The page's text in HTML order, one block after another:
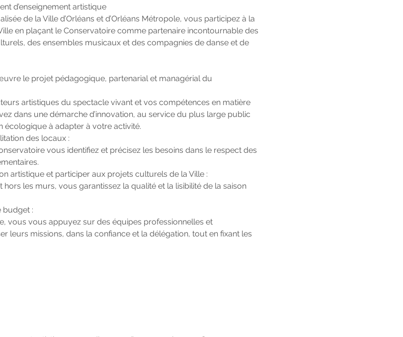
d’enseignement artistique
de la Ville d’Orléans et d’Orléans Métropole, vous participez à la
en plaçant le Conservatoire comme partenaire incontournable des
des ensembles musicaux et des compagnies de danse et de
le projet pédagogique, partenarial et managérial du
artistiques du spectacle vivant et vos compétences en matière
dans une démarche d’innovation, au service du plus large public
écologique à adapter à votre activité.
des locaux :
vous identifiez et précisez les besoins dans le respect des
artistique et participer aux projets culturels de la Ville :
hors les murs, vous garantissez la qualité et la lisibilité de la saison
budget :
vous vous appuyez sur des équipes professionnelles et
leurs missions, dans la confiance et la délégation, tout en fixant les